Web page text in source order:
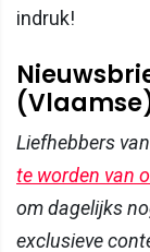
indruk!
Liefhebbers
te worden van
om dagelijks
exclusieve